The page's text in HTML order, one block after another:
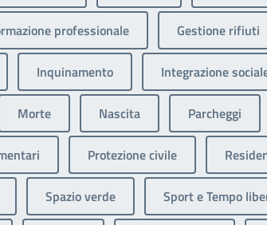
professionale Gestione rifiuti
Inquinamento Integrazione
Morte Nascita Parcheggi
Protezione civile
Spazio verde Sport e Tempo